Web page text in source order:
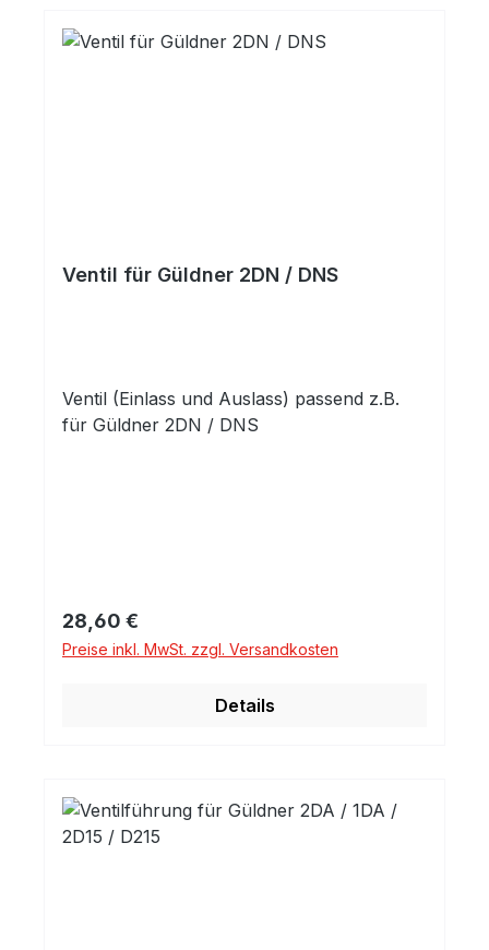
Ventil für Güldner 2DN / DNS
Ventil (Einlass und Auslass) passend z.B.
für Güldner 2DN / DNS
Regulärer Preis:
28,60 €
Preise inkl. MwSt. zzgl. Versandkosten
Details